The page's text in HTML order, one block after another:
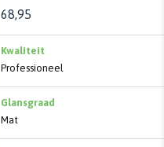
68,95
Kwaliteit
Professioneel
Glansgraad
Mat